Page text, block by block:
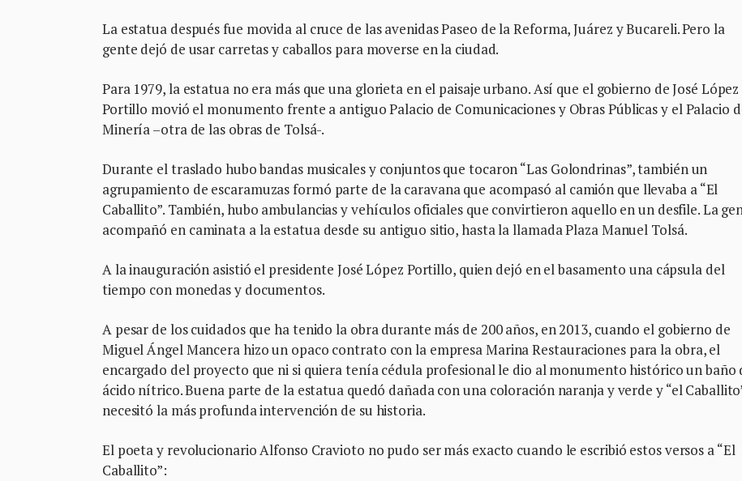
La estatua después fue movida al cruce de las avenidas Paseo de la Reforma, Juárez y Bucareli. Pero la
gente dejó de usar carretas y caballos para moverse en la ciudad.
Para 1979, la estatua no era más que una glorieta en el paisaje urbano. Así que el gobierno de José López
Portillo movió el monumento frente a antiguo Palacio de Comunicaciones y Obras Públicas y el Palacio
Minería –otra de las obras de Tolsá-.
Durante el traslado hubo bandas musicales y conjuntos que tocaron “Las Golondrinas”, también un
agrupamiento de escaramuzas formó parte de la caravana que acompasó al camión que llevaba a “El
Caballito”. También, hubo ambulancias y vehículos oficiales que convirtieron aquello en un desfile. La
acompañó en caminata a la estatua desde su antiguo sitio, hasta la llamada Plaza Manuel Tolsá.
A la inauguración asistió el presidente José López Portillo, quien dejó en el basamento una cápsula del
tiempo con monedas y documentos.
A pesar de los cuidados que ha tenido la obra durante más de 200 años, en 2013, cuando el gobierno de
Miguel Ángel Mancera hizo un opaco contrato con la empresa Marina Restauraciones para la obra, el
encargado del proyecto que ni si quiera tenía cédula profesional le dio al monumento histórico un baño
ácido nítrico. Buena parte de la estatua quedó dañada con una coloración naranja y verde y “el
necesitó la más profunda intervención de su historia.
El poeta y revolucionario Alfonso Cravioto no pudo ser más exacto cuando le escribió estos versos a “El
Caballito”: